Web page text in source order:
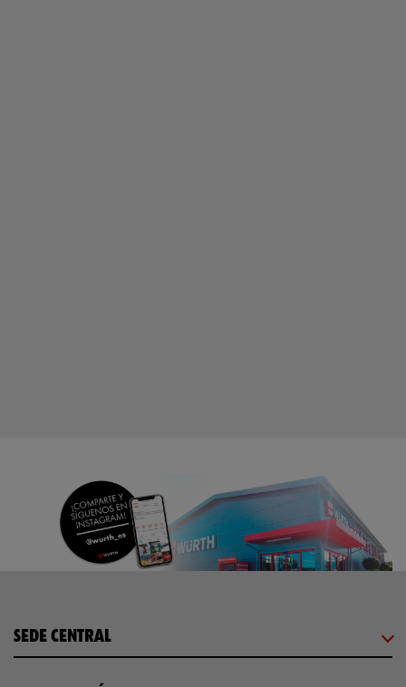
SEDE CENTRAL